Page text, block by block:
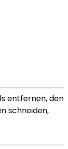
entfernen, den
schneiden,